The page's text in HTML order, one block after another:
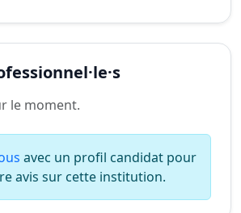
le moment.
avec un profil candidat pour
avis sur cette institution.